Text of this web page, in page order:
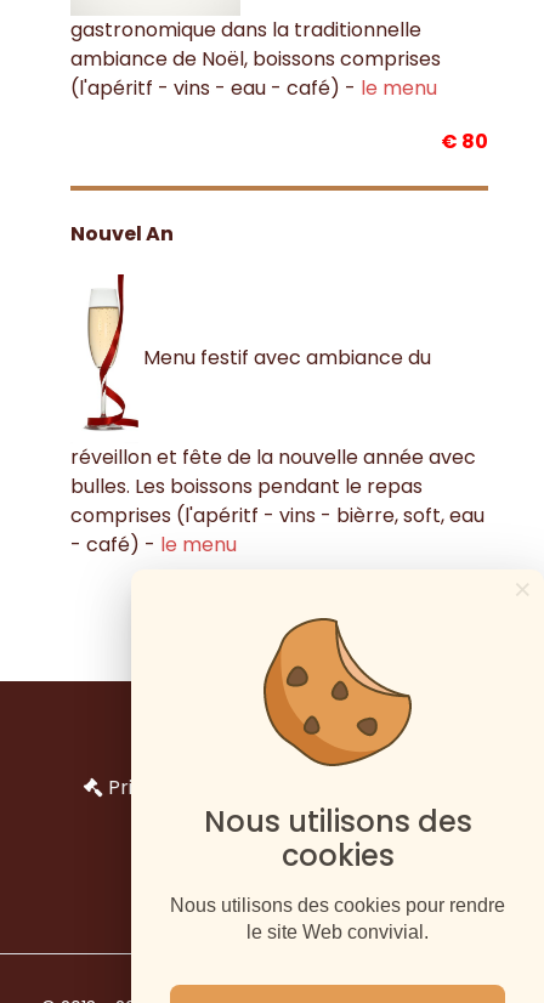
gastronomique dans la traditionnelle
ambiance de Noël, boissons comprises
(l'apéritf - vins - eau - café) - le menu
€ 80
Nouvel An
Menu festif avec ambiance du
réveillon et fête de la nouvelle année avec
bulles. Les boissons pendant le repas
comprises (l'apéritf - vins - bièrre, soft, eau
- café) - le menu
Impressum
Privacy en bescherming persoonlijke
gegevens
×
Nous utilisons des
cookies
Nous utilisons des cookies pour rendre
le site Web convivial.